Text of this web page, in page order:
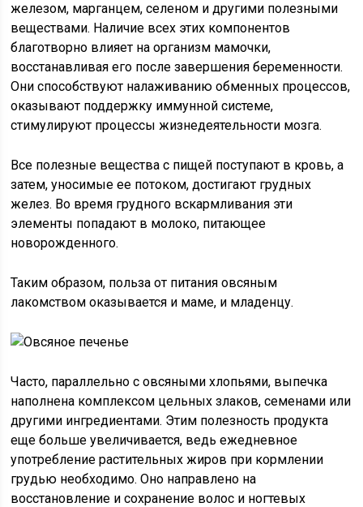
железом, марганцем, селеном и другими полезными
веществами. Наличие всех этих компонентов
благотворно влияет на организм мамочки,
восстанавливая его после завершения беременности.
Они способствуют налаживанию обменных процессов,
оказывают поддержку иммунной системе,
стимулируют процессы жизнедеятельности мозга.
Все полезные вещества с пищей поступают в кровь, а
затем, уносимые ее потоком, достигают грудных
желез. Во время грудного вскармливания эти
элементы попадают в молоко, питающее
новорожденного.
Таким образом, польза от питания овсяным
лакомством оказывается и маме, и младенцу.
Часто, параллельно с овсяными хлопьями, выпечка
наполнена комплексом цельных злаков, семенами или
другими ингредиентами. Этим полезность продукта
еще больше увеличивается, ведь ежедневное
употребление растительных жиров при кормлении
грудью необходимо. Оно направлено на
восстановление и сохранение волос и ногтевых